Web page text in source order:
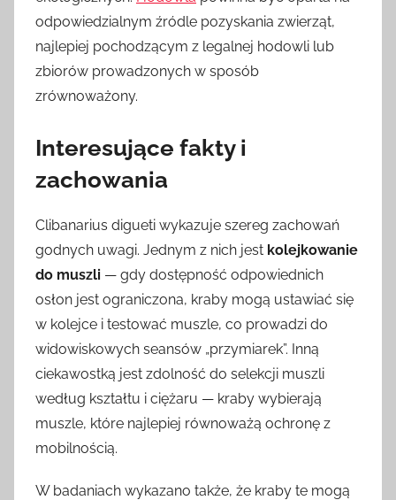
odpowiedzialnym źródle pozyskania zwierząt,
najlepiej pochodzącym z legalnej hodowli lub
zbiorów prowadzonych w sposób
zrównoważony.
Interesujące fakty i
zachowania
Clibanarius digueti wykazuje szereg zachowań
godnych uwagi. Jednym z nich jest kolejkowanie
do muszli — gdy dostępność odpowiednich
osłon jest ograniczona, kraby mogą ustawiać się
w kolejce i testować muszle, co prowadzi do
widowiskowych seansów „przymiarek”. Inną
ciekawostką jest zdolność do selekcji muszli
według kształtu i ciężaru — kraby wybierają
muszle, które najlepiej równoważą ochronę z
mobilnością.
W badaniach wykazano także, że kraby te mogą